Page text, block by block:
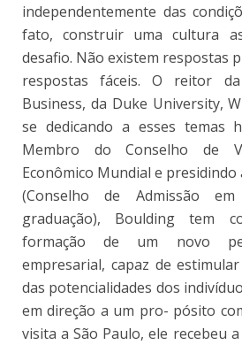
independentemente das
fato, construir uma cultura
desafio. Não existem respostas
respostas fáceis. O reitor
Business, da Duke University,
se dedicando a esses temas
Membro do Conselho de
Econômico Mundial e presidindo
(Conselho de Admissão
graduação), Boulding tem
formação de um novo
empresarial, capaz de
das potencialidades dos
em direção a um pro- pósito
visita a São Paulo, ele recebeu